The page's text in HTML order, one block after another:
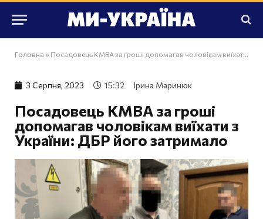
Головна » Посадовець КМВА за гроші допомагав чоловікам виїхати з України: ДБР його затримало
3 Серпня, 2023 15:32 Ірина Маринюк
Посадовець КМВА за гроші
допомагав чоловікам виїхати з
України: ДБР його затримало